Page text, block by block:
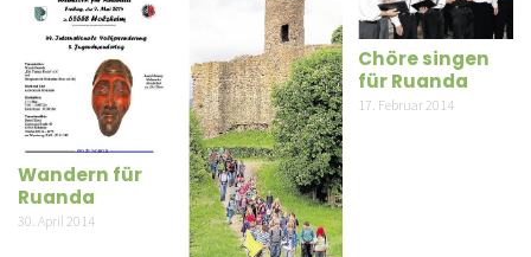
Wandern für
Ruanda
30. April 2014
Chöre singen
für Ruanda
17. Februar 2014